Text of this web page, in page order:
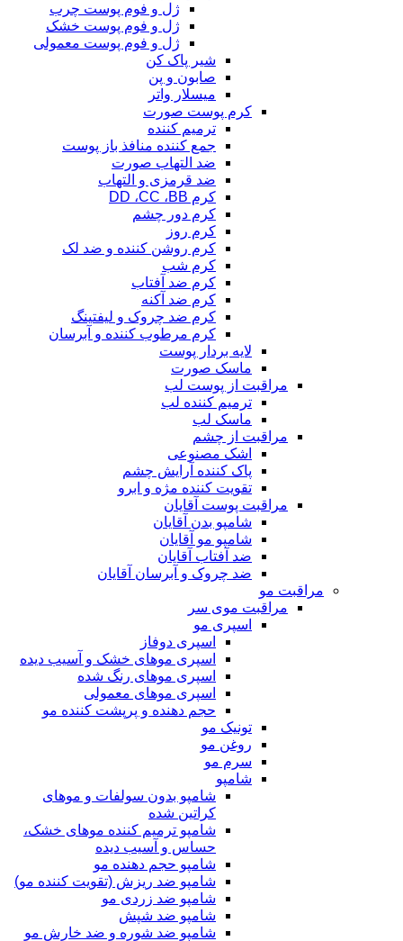
ژل و فوم پوست چرب
ژل و فوم پوست خشک
ژل و فوم پوست معمولی
شیر پاک کن
صابون و پن
میسلار واتر
کرم پوست صورت
ترمیم کننده
جمع کننده منافذ باز پوست
ضد التهاب صورت
ضد قرمزی و التهاب
کرم DD ،CC ،BB
کرم دور چشم
کرم روز
کرم روشن کننده و ضد لک
کرم شب
کرم ضد آفتاب
کرم ضد آکنه
کرم ضد چروک و لیفتینگ
کرم مرطوب کننده و آبرسان
لایه بردار پوست
ماسک صورت
مراقبت از پوست لب
ترمیم کننده لب
ماسک لب
مراقبت از چشم
اشک مصنوعی
پاک کننده آرایش چشم
تقویت کننده مژه و ابرو
مراقبت پوست آقایان
شامپو بدن آقایان
شامپو مو آقایان
ضد آفتاب آقایان
ضد چروک و آبرسان آقایان
مراقبت مو
مراقبت موی سر
اسپری مو
اسپری دوفاز
اسپری موهای خشک و آسیب دیده
اسپری موهای رنگ شده
اسپری موهای معمولی
حجم دهنده و پرپشت کننده مو
تونیک مو
روغن مو
سرم مو
شامپو
شامپو بدون سولفات و موهای
کراتین شده
شامپو ترمیم کننده موهای خشک،
حساس و آسیب دیده
شامپو حجم دهنده مو
شامپو ضد ریزش (تقویت کننده مو)
شامپو ضد زردی مو
شامپو ضد شپش
شامپو ضد شوره و ضد خارش مو